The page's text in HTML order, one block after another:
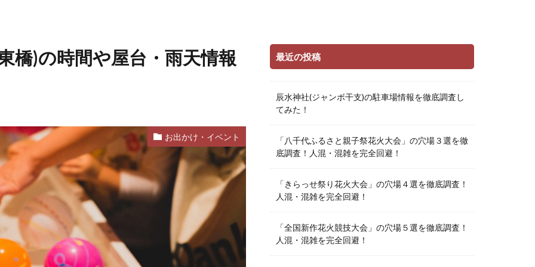
橋)の時間や屋台・雨天情報
お出かけ・イベント
最近の投稿
辰水神社(ジャンボ干支)の駐車場情報を徹底調査し
てみた！
「八千代ふるさと親子祭花火大会」の穴場３選を徹
底調査！人混・混雑を完全回避！
「きらっせ祭り花火大会」の穴場４選を徹底調査！
人混・混雑を完全回避！
「全国新作花火競技大会」の穴場５選を徹底調査！
人混・混雑を完全回避！